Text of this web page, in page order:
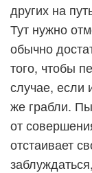
других на
Тут нужно
обычно
того, чтобы
случае, если
же грабли.
от
отстаивает